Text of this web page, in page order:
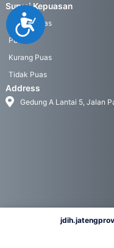
Accessibility
Survei Kepuasan
Sangat Puas
Puas
Kurang Puas
Tidak Puas
Address
Gedung A Lantai 5, Jalan